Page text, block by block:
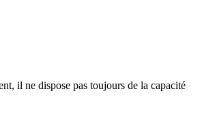
il ne dispose pas toujours de la capacité